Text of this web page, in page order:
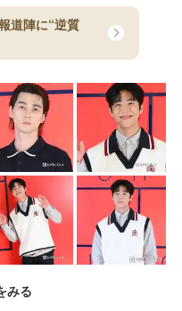
道陣に“逆質
みる